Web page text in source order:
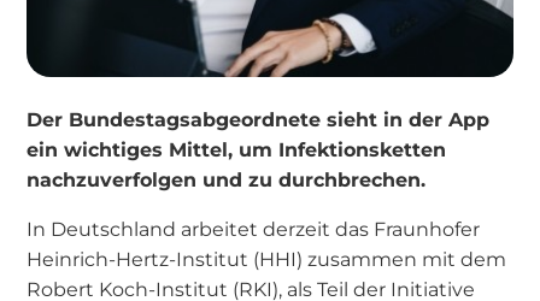
Der Bundestagsabgeordnete sieht in der App
ein wichtiges Mittel, um Infektionsketten
nachzuverfolgen und zu durchbrechen.
In Deutschland arbeitet derzeit das Fraunhofer
Heinrich-Hertz-Institut (HHI) zusammen mit dem
Robert Koch-Institut (RKI), als Teil der Initiative